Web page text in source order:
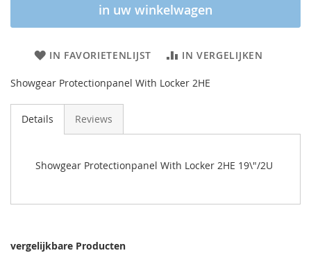
in uw winkelwagen
IN FAVORIETENLIJST IN VERGELIJKEN
Showgear Protectionpanel With Locker 2HE
Details Reviews
Showgear Protectionpanel With Locker 2HE 19\"/2U
vergelijkbare Producten